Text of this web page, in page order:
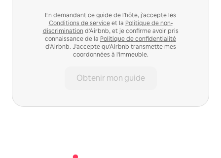
En demandant ce guide de l'hôte, j'accepte les
Conditions de serviceet la Politique de non-
discrimination d'Airbnb, et je confirme avoir pris
connaissance de la Politique de confidentialité
d'Airbnb. J'accepte qu'Airbnb transmette mes
coordonnées à l'immeuble.
Obtenir mon guide